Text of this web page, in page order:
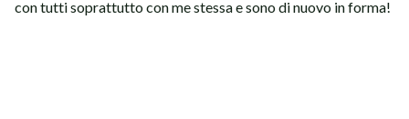
con tutti soprattutto con me stessa e sono di nuovo in forma!